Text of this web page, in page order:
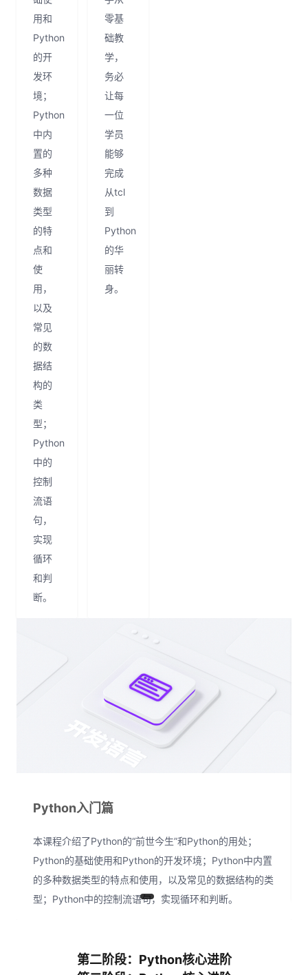
用和
Python
的开
发环
境；
Python
中内
置的
多种
数据
类型
的特
点和
使
用，
以及
常见
的数
据结
构的
类
型；
Python
中的
控制
流语
句，
实现
循环
和判
断。
零基
础教
学，
务必
让每
一位
学员
能够
完成
从tcl
到
Python
的华
丽转
身。
Python入门篇
本课程介绍了Python的“前世今生”和Python的用处；
Python的基础使用和Python的开发环境；Python中内置
的多种数据类型的特点和使用，以及常见的数据结构的类
型；Python中的控制流语句，实现循环和判断。
第二阶段：Python核心进阶